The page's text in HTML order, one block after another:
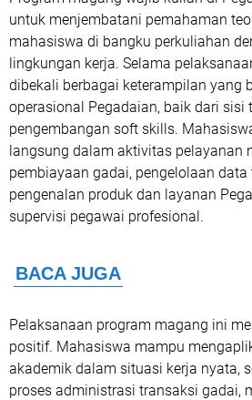
untuk menjembatani pemahaman
mahasiswa di bangku perkuliahan
lingkungan kerja. Selama
dibekali berbagai keterampilan yang
operasional Pegadaian, baik dari sisi
pengembangan soft skills.
langsung dalam aktivitas pelayanan
pembiayaan gadai, pengelolaan data
pengenalan produk dan layanan
supervisi pegawai profesional.
Pelaksanaan program magang ini
positif. Mahasiswa mampu
akademik dalam situasi kerja nyata,
proses administrasi transaksi gadai,